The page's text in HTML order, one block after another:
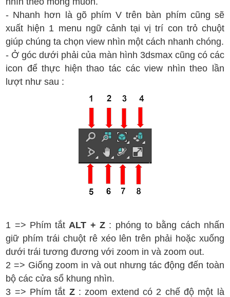
- Nhanh hơn là gõ phím V trên bàn phím cũng sẽ
xuất hiện 1 menu ngữ cảnh tại vị trí con trỏ chuột
giúp chúng ta chọn view nhìn một cách nhanh chóng.
- Ở góc dưới phải của màn hình 3dsmax cũng có các
icon để thực hiện thao tác các view nhìn theo lần
lượt như sau :
1 => Phím tắtALT + Z : phóng to bằng cách nhấn
giữ phím trái chuột rê xéo lên trên phải hoặc xuống
dưới trái tương đương với zoom in và zoom out.
2 => Giống zoom in và out nhưng tác động đến toàn
bộ các cửa sổ khung nhìn.
3 => Phím tắt Z: zoom extend có 2 chế độ một là